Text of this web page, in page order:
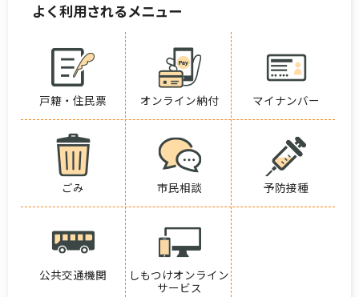
よく利用されるメニュー
戸籍・住民票 オンライン納付 マイナンバー
ごみ 市民相談 予防接種
公共交通機関
しもつけオンライン
サービス